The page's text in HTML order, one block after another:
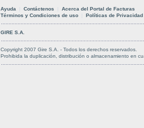
Ayuda Contáctenos
Acerca del Portal de Facturas
Términos y Condiciones de uso
Políticas de Privacidad
GIRE S.A.
Copyright 2007 Gire S.A. - Todos los derechos reservados.
Prohibida la duplicación, distribución o almacenamiento en